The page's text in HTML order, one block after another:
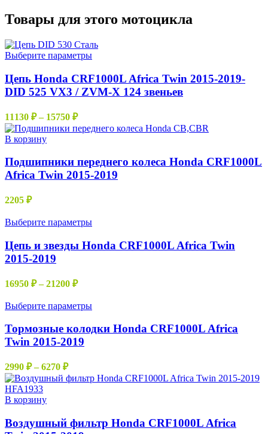
Товары для этого мотоцикла
Выберите параметрыЭтот
имеет
несколько
вариаций.
выбрать
товара.
Цепь Honda CRF1000L Africa Twin 2015-2019-
DID 525 VX3 / ZVM-X 124 звеньев
11130 ₽ – 15750 ₽Диапазон
цен:
15750 ₽
В корзину
Подшипники переднего колеса Honda CRF1000L
Africa Twin 2015-2019
2205 ₽
Выберите параметрыЭтот
имеет
несколько
на
товара.
Цепь и звезды Honda CRF1000L Africa Twin
2015-2019
16950 ₽ – 21200 ₽Диапазон
16950 ₽
21200 ₽
Выберите параметрыЭтот
имеет
несколько
выбрать
Тормозные колодки Honda CRF1000L Africa
Twin 2015-2019
2990 ₽ – 6270 ₽Диапазон
цен:
В корзину
Воздушный фильтр Honda CRF1000L Africa